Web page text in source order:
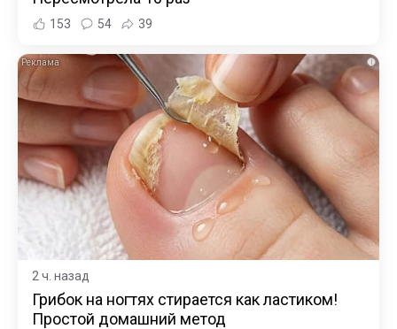
153 54 39
i
2 ч. назад
Грибок на ногтях стирается как ластиком!
Простой домашний метод